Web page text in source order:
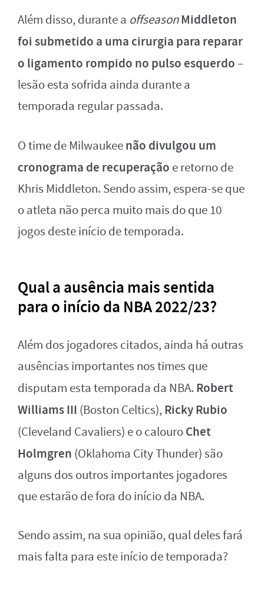
Além disso, durante a offseasonMiddleton
foi submetido a uma cirurgia para reparar
o ligamento rompido no pulso esquerdo–
lesão esta sofrida ainda durante a
temporada regular passada.
O time de Milwaukeenão divulgou um
cronograma de recuperação e retorno de
Khris Middleton. Sendo assim, espera-se que
o atleta não perca muito mais do que 10
jogos deste início de temporada.
Qual a ausência mais sentida
para o início da NBA 2022/23?
Além dos jogadores citados, ainda há outras
ausências importantes nos times que
disputam esta temporada da NBA. Robert
Williams III (Boston Celtics), Ricky Rubio
(Cleveland Cavaliers) e o calouroChet
Holmgren (Oklahoma City Thunder) são
alguns dos outros importantes jogadores
que estarão de fora do início da NBA.
Sendo assim, na sua opinião, qual deles fará
mais falta para este início de temporada?